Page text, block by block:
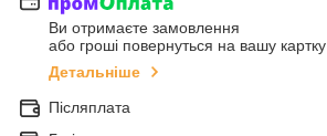
Ви отримаєте замовлення
або гроші повернуться на вашу картку
Детальніше
Післяплата